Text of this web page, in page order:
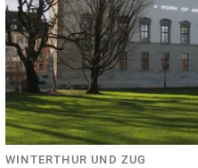
WINTERTHUR UND ZUG